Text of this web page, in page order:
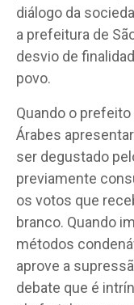
diálogo da
a prefeitura de
desvio de
povo.
Quando o prefeito
Árabes
ser degustado
previamente
os votos que
branco. Quando
métodos
aprove a
debate que é